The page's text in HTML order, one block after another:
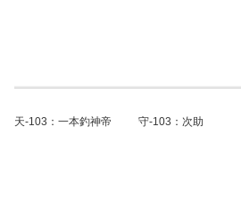
天-103：一本釣神帝 守-103：次助